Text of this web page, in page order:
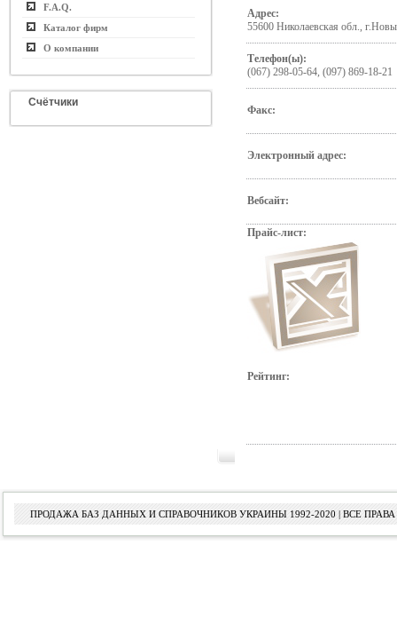
F.A.Q.
Каталог фирм
О компании
Счётчики
Адрес:
55600 Николаевская обл.,
Телефон(ы):
(067) 298-05-64, (097) 869-18-21
Факс:
Электронный адрес:
Вебсайт:
Прайс-лист:
Рейтинг:
ПРОДАЖА БАЗ ДАННЫХ И СПРАВОЧНИКОВ УКРАИНЫ 1992-2020 | ВСЕ